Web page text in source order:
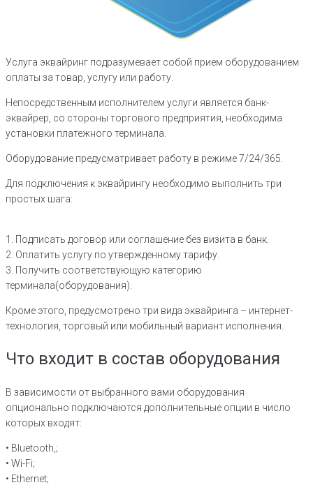
Услуга эквайринг подразумевает собой прием оборудованием
оплаты за товар, услугу или работу.
Непосредственным исполнителем услуги является банк-
эквайрер, со стороны торгового предприятия, необходима
установки платежного терминала.
Оборудование предусматривает работу в режиме 7/24/365.
Для подключения к эквайрингу необходимо выполнить три
простых шага:
1. Подписать договор или соглашение без визита в банк.
2. Оплатить услугу по утвержденному тарифу.
3. Получить соответствующую категорию
терминала(оборудования).
Кроме этого, предусмотрено три вида эквайринга – интернет-
технология, торговый или мобильный вариант исполнения.
Что входит в состав оборудования
В зависимости от выбранного вами оборудования
опционально подключаются дополнительные опции в число
которых входят:
• Bluetooth,;
• Wi-Fi;
• Ethernet;